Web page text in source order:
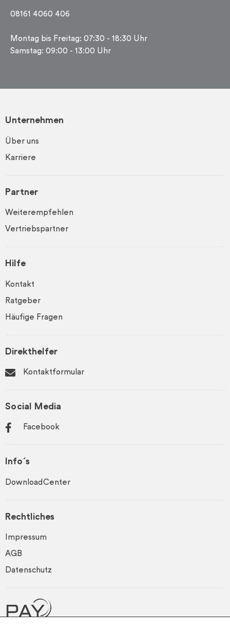
08161 4060 406
Montag bis Freitag: 07:30 - 18:30 Uhr
Samstag: 09:00 - 13:00 Uhr
Unternehmen
Über uns
Karriere
Partner
Weiterempfehlen
Vertriebspartner
Hilfe
Kontakt
Ratgeber
Häufige Fragen
Direkthelfer
Kontaktformular
Rechtliches
Impressum
AGB
Datenschutz
Info´s
DownloadCenter
Social Media
Facebook